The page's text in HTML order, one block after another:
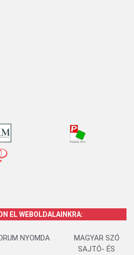
EL WEBOLDALAINKRA:
NYOMDA
MAGYAR SZÓ
SAJTÓ- ÉS